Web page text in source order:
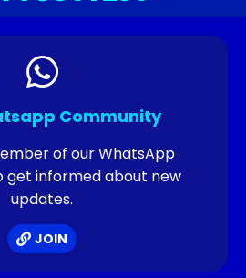
Community
of our WhatsApp
get informed about new
updates.
JOIN